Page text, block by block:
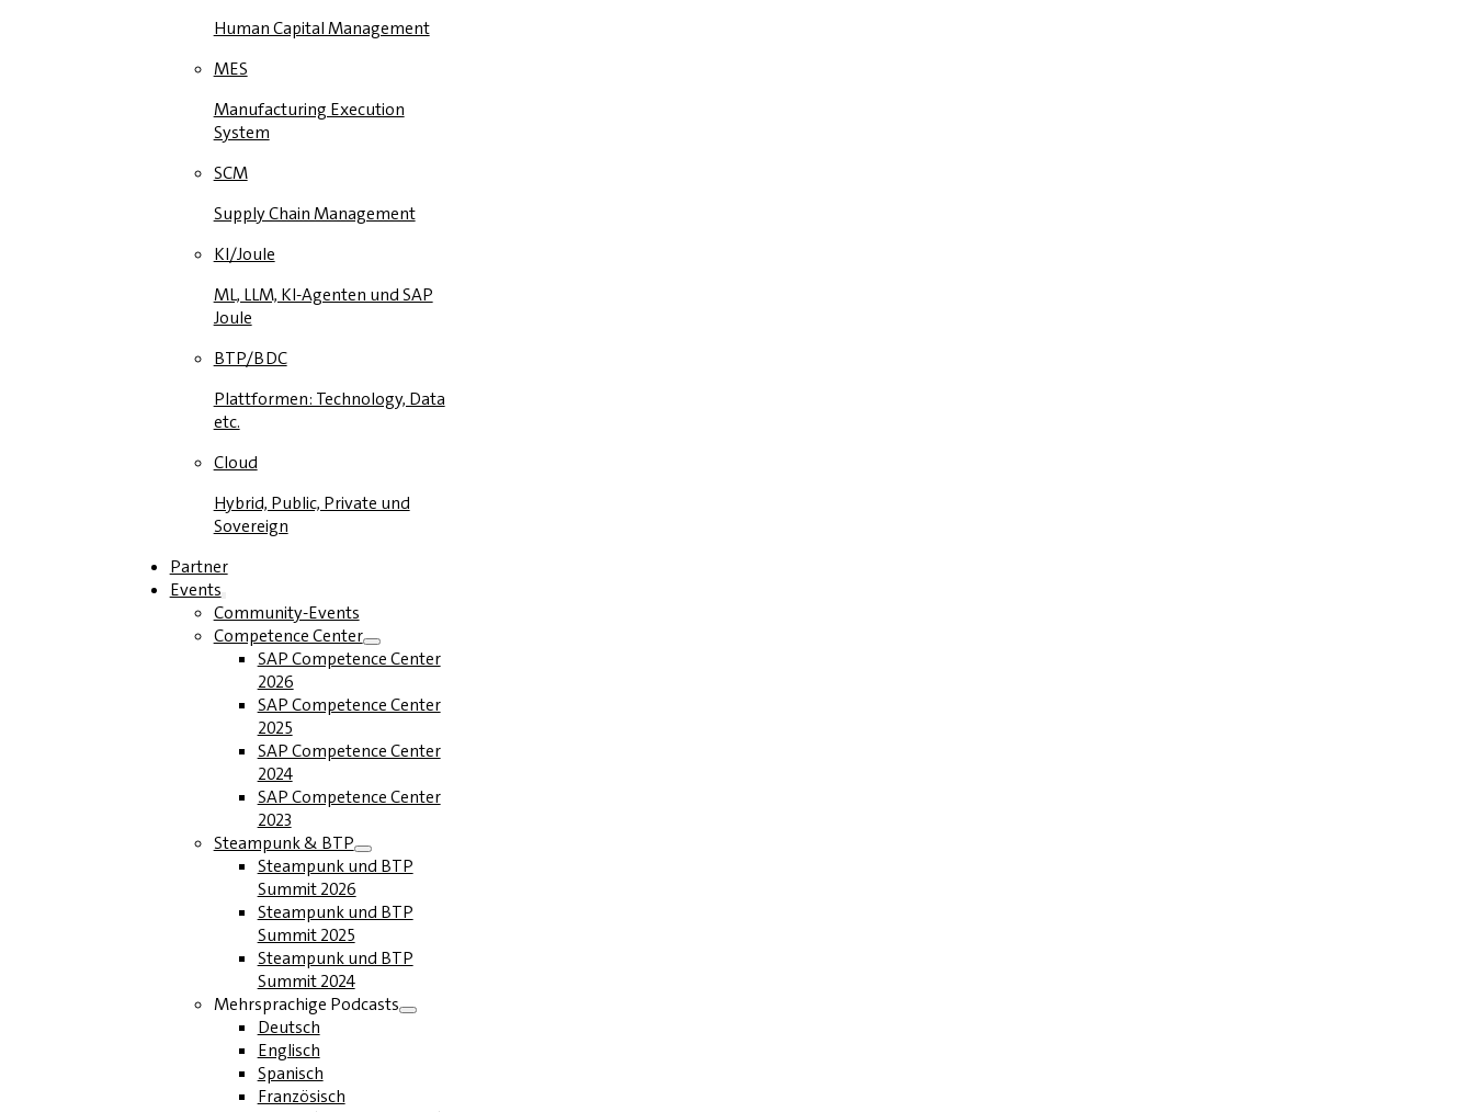
Human Capital Management
MES
Manufacturing Execution
System
SCM
Supply Chain Management
KI/Joule
ML, LLM, KI-Agenten und SAP
Joule
BTP/BDC
Plattformen: Technology, Data
etc.
Cloud
Hybrid, Public, Private und
Sovereign
Partner
Events
Community-Events
Competence Center
SAP Competence Center
2026
SAP Competence Center
2025
SAP Competence Center
2024
SAP Competence Center
2023
Steampunk & BTP
Steampunk und BTP
Summit 2026
Steampunk und BTP
Summit 2025
Steampunk und BTP
Summit 2024
Mehrsprachige Podcasts
Deutsch
Englisch
Spanisch
Französisch